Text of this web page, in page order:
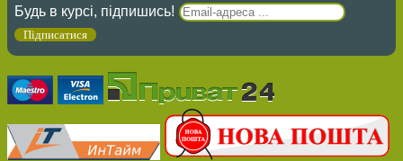
Будь в курсі, підпишись!
Підписатися